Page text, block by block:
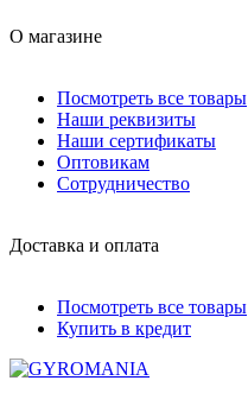
О магазине
Посмотреть все товары
Наши реквизиты
Наши сертификаты
Оптовикам
Сотрудничество
Доставка и оплата
Посмотреть все товары
Купить в кредит